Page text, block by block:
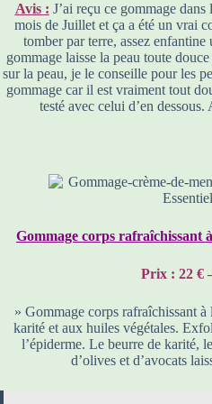
Avis : J’ai reçu ce gommage
mois de Juillet et ça a été un vrai
tomber par terre, assez
gommage laisse la peau toute
sur la peau, je le conseille pour les
gommage car il est vraiment tout
testé avec celui d’en
Gommage corps rafraîchissant
Prix : 22 €
» Gommage corps rafraîchissant
karité et aux huiles végétales.
l’épiderme. Le beurre de karité,
d’olives et d’avocats